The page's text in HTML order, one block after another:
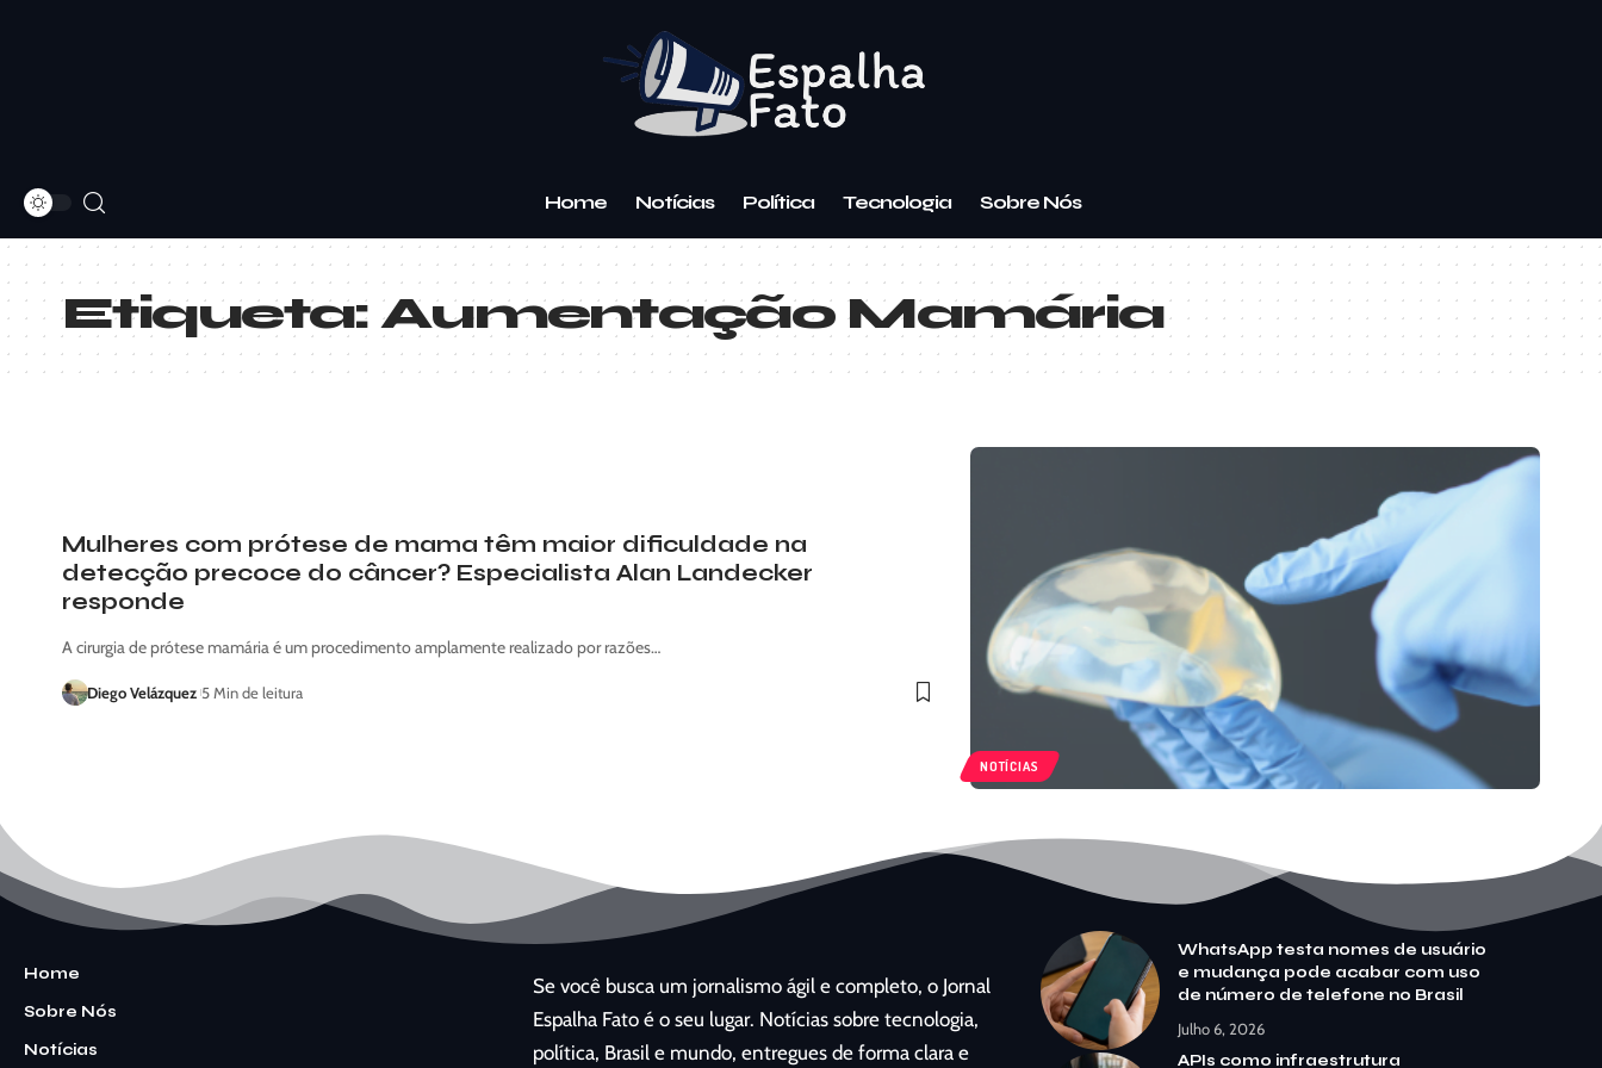
Home Notícias Política Tecnologia Sobre Nós
Etiqueta: Aumentação Mamária
NOTÍCIAS
Mulheres com prótese de mama têm maior dificuldade na
detecção precoce do câncer? Especialista Alan Landecker
responde
A cirurgia de prótese mamária é um procedimento amplamente realizado por razões…
Diego Velázquez 5 Min de leitura
Home
Sobre Nós
Notícias
Se você busca um jornalismo ágil e completo, o Jornal
Espalha Fato é o seu lugar. Notícias sobre tecnologia,
política, Brasil e mundo, entregues de forma clara e
WhatsApp testa nomes de usuário
e mudança pode acabar com uso
de número de telefone no Brasil
Julho 6, 2026
APIs como infraestrutura